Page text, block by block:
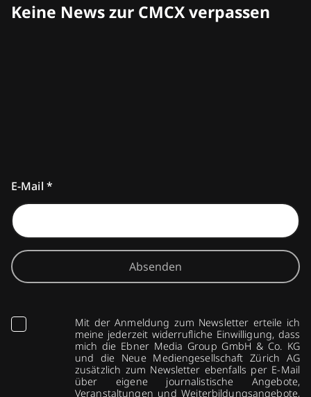
Keine News zur CMCX verpassen
E-Mail *
Absenden
Mit der Anmeldung zum Newsletter erteile ich
meine jederzeit widerrufliche Einwilligung, dass
mich die Ebner Media Group GmbH & Co. KG
und die Neue Mediengesellschaft Zürich AG
zusätzlich zum Newsletter ebenfalls per E-Mail
über eigene journalistische Angebote,
Veranstaltungen und Weiterbildungsangebote,